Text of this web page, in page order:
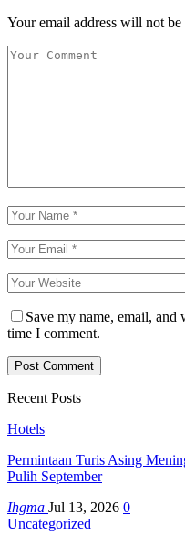
Your email address will not be
Save my name, email,
time I comment.
Recent Posts
Hotels
Permintaan Turis Asing
Pulih September
Ihgma Jul 13, 2026 0
Uncategorized